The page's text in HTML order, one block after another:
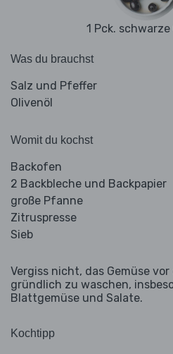
1 Pck. schwarze
Was du brauchst
Salz und Pfeffer
Olivenöl
Womit du kochst
Backofen
2 Backbleche und Backpapier
große Pfanne
Zitruspresse
Sieb
Vergiss nicht, das Gemüse
gründlich zu waschen,
Blattgemüse und Salate.
Kochtipp